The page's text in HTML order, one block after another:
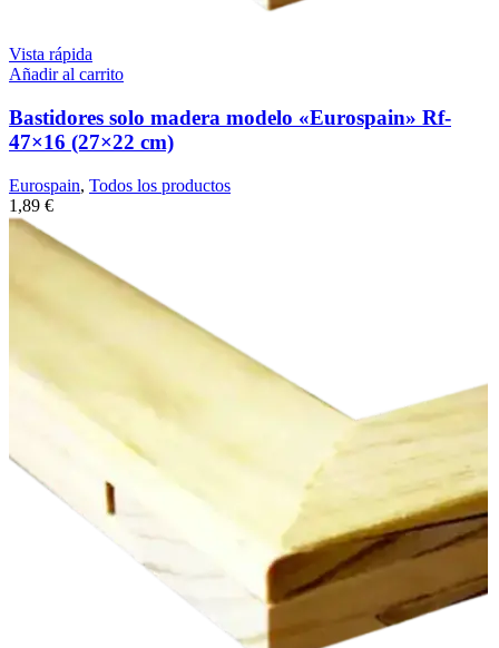
Vista rápida
Añadir al carrito
Bastidores solo madera modelo «Eurospain» Rf-
47×16 (27×22 cm)
Eurospain, Todos los productos
1,89 €